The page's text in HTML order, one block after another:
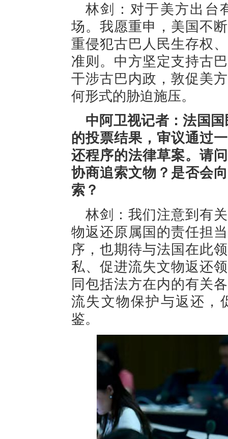
林剑：对于美方出台
场。我愿重申，美国不
重侵犯古巴人民生存权
准则。中方坚定支持古
干涉古巴内政，敦促美
何形式的胁迫施压。
中阿卫视记者：法国
的投票结果，审议通过
还程序的法律草案。请
协商追索文物？是否会
索？
林剑：我们注意到有
物返还原属国的责任担
序，也期待与法国在此
私、促进流失文物返还
同包括法方在内的有关
流失文物保护与返还，
鉴。